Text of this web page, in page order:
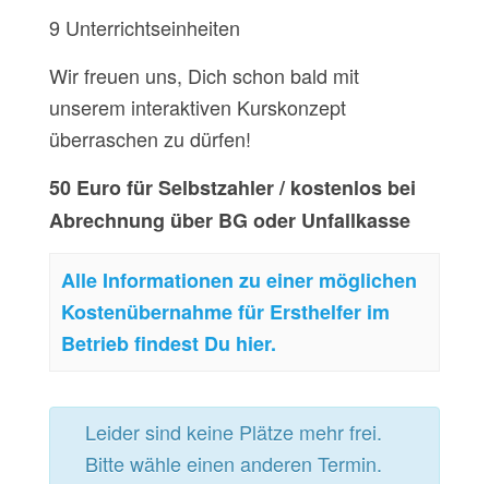
9 Unterrichtseinheiten
Wir freuen uns, Dich schon bald mit
unserem interaktiven Kurskonzept
überraschen zu dürfen!
50 Euro für Selbstzahler / kostenlos bei
Abrechnung über BG oder Unfallkasse
Alle Informationen zu einer möglichen
Kostenübernahme für Ersthelfer im
Betrieb findest Du hier.
Leider sind keine Plätze mehr frei.
Bitte wähle einen anderen Termin.